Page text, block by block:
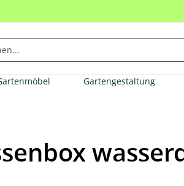
Gartengestaltung